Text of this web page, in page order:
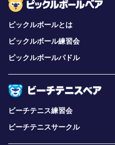
ピックルボールとは
ピックルボール練習会
ピックルボールパドル
ビーチテニス練習会
ビーチテニスサークル